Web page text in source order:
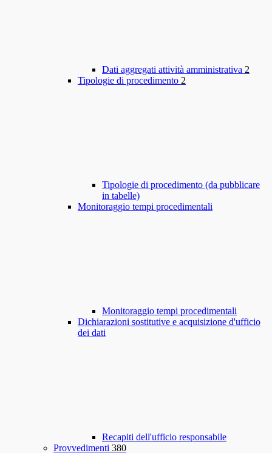
Dati aggregati attività amministrativa 2
Tipologie di procedimento 2
Tipologie di procedimento (da pubblicare
in tabelle)
Monitoraggio tempi procedimentali
Monitoraggio tempi procedimentali
Dichiarazioni sostitutive e acquisizione d'ufficio
dei dati
Recapiti dell'ufficio responsabile
Provvedimenti 380